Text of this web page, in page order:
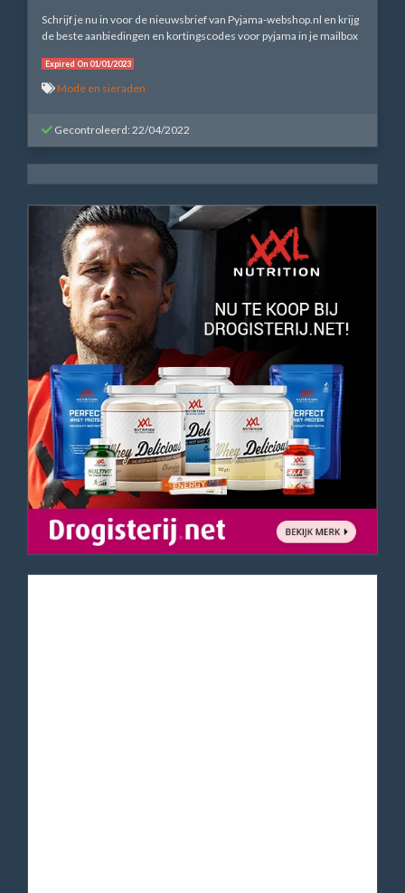
Schrijf je nu in voor de nieuwsbrief van Pyjama-webshop.nl en krijg
de beste aanbiedingen en kortingscodes voor pyjama in je mailbox
Expired On 01/01/2023
Mode en sieraden
Gecontroleerd: 22/04/2022